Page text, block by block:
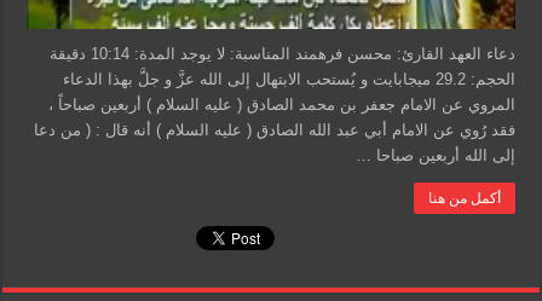
دعاء العهد القارئ: محسن فرهمند المناسبة: لا يوجد المدة: 10:14 دقيقة
الحجم: 29.2 ميجابايت و يُستحب الابتهال إلى الله عزَّ و جلَّ بهذا الدعاء
المروي عن الامام جعفر بن محمد الصادق ( عليه السلام ) أربعين صباحاً ،
فقد رُوي عن الامام أبي عبد الله الصادق ( عليه السلام ) أنه قال : ( من دعا
إلى الله أربعين صباحا …
أكمل من هنا